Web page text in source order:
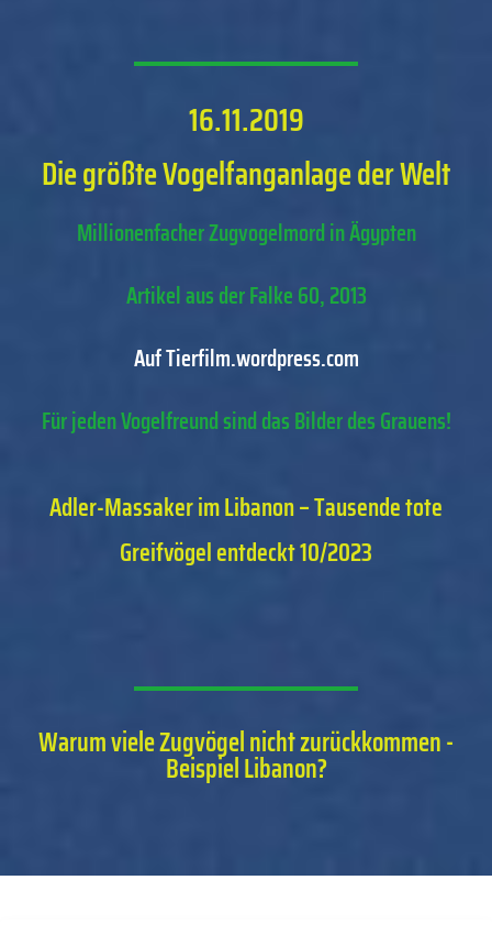
16.11.2019
Die größte Vogelfanganlage der Welt
Millionenfacher Zugvogelmord in Ägypten
Artikel aus der Falke 60, 2013
Auf Tierfilm.wordpress.com
Für jeden Vogelfreund sind das Bilder des Grauens!
Adler-Massaker im Libanon – Tausende tote
Greifvögel entdeckt 10/2023
Warum viele Zugvögel nicht zurückkommen -
Beispiel Libanon?